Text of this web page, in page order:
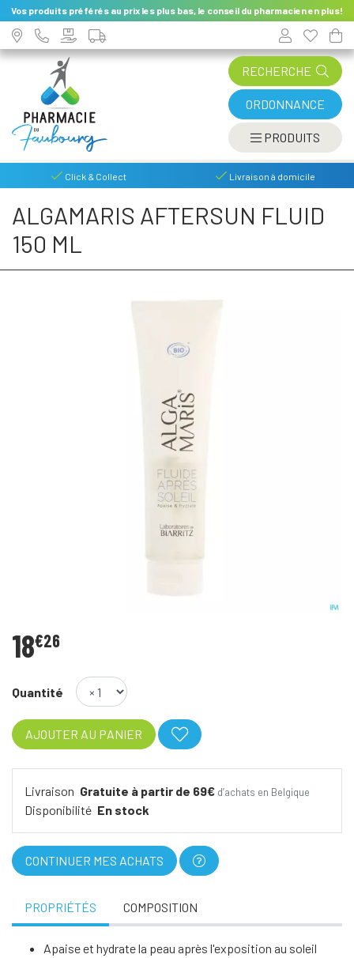
Vos produits préférés au prix les plus bas, le conseil du pharmacien en plus!
RECHERCHE
ORDONNANCE
PRODUITS
Click & Collect Livraison à domicile
ALGAMARIS AFTERSUN FLUID
150 ML
18€26
Quantité
AJOUTER AU PANIER
Livraison Gratuite à partir de 69€ d’achats en Belgique
Disponibilité En stock
CONTINUER MES ACHATS
PROPRIÉTÉS COMPOSITION
Apaise et hydrate la peau après l'exposition au soleil